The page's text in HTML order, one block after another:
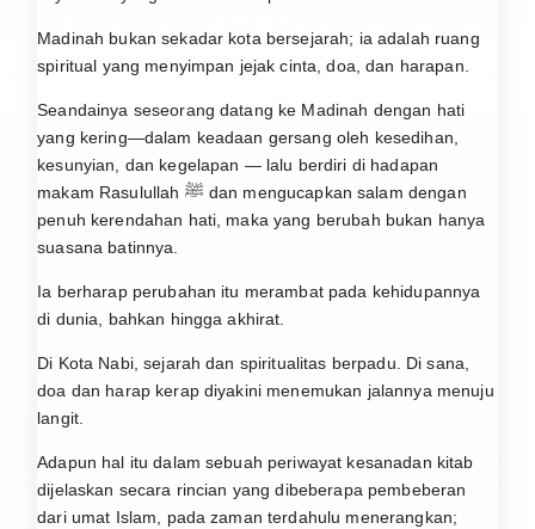
Madinah bukan sekadar kota bersejarah; ia adalah ruang
spiritual yang menyimpan jejak cinta, doa, dan harapan.
Seandainya seseorang datang ke Madinah dengan hati
yang kering—dalam keadaan gersang oleh kesedihan,
kesunyian, dan kegelapan — lalu berdiri di hadapan
makam Rasulullah ﷺ dan mengucapkan salam dengan
penuh kerendahan hati, maka yang berubah bukan hanya
suasana batinnya.
Ia berharap perubahan itu merambat pada kehidupannya
di dunia, bahkan hingga akhirat.
Di Kota Nabi, sejarah dan spiritualitas berpadu. Di sana,
doa dan harap kerap diyakini menemukan jalannya menuju
langit.
Adapun hal itu dalam sebuah periwayat kesanadan kitab
dijelaskan secara rincian yang dibeberapa pembeberan
dari umat Islam, pada zaman terdahulu menerangkan;